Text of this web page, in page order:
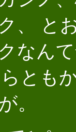
、 と
なん
とも
。